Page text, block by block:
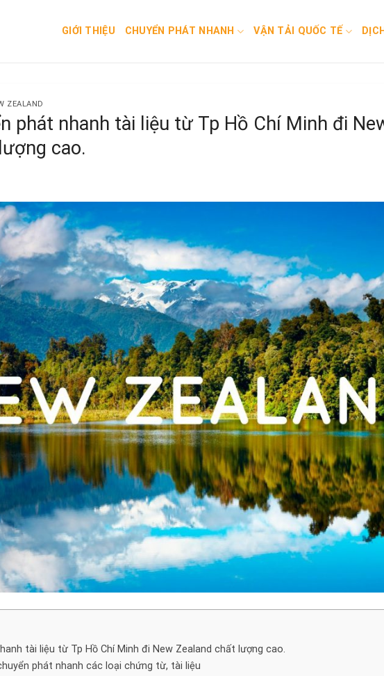
GIỚI THIỆU CHUYỂN PHÁT NHANH VẬN TẢI QUỐC TẾ
ZEALAND
phát nhanh tài liệu từ Tp Hồ Chí Minh đi
cao.
tài liệu từ Tp Hồ Chí Minh đi New Zealand chất lượng cao.
phát nhanh các loại chứng từ, tài liệu